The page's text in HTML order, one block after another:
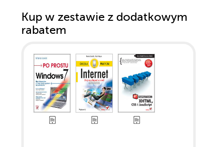
Kup w zestawie z dodatkowym
rabatem